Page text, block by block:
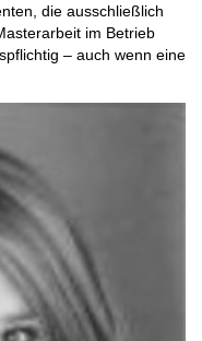
die ausschließlich
im Betrieb
– auch wenn eine